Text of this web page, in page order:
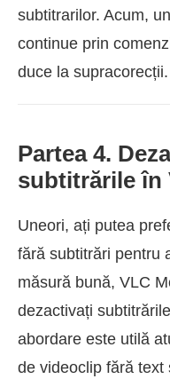
subtitrarilor. Acum,
continue prin
duce la supracorecții.
Partea 4.
subtitrările în
Uneori, ați putea
fără subtitrări pentru
măsură bună, VLC
dezactivați
abordare este utilă
de videoclip fără text